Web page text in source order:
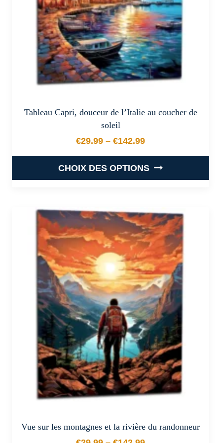
sur
la
page
du
produit
Tableau Capri, douceur de l’Italie au coucher de
soleil
€29.99 – €142.99
Plage de prix : €29.99 à
CHOIX DES OPTIONS
a
plusieurs
variations.
Les
options
peuvent
être
choisies
sur
la
page
du
produit
Vue sur les montagnes et la rivière du randonneur